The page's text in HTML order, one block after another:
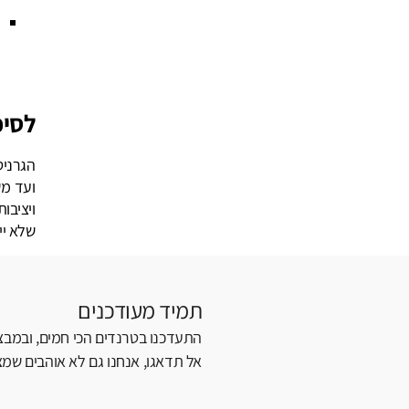
ועד
שלא
תמיד מעודכנים
התעדכנו בטרנדים הכי חמים,
אל תדאגו, אנחנו גם לא אוהבים